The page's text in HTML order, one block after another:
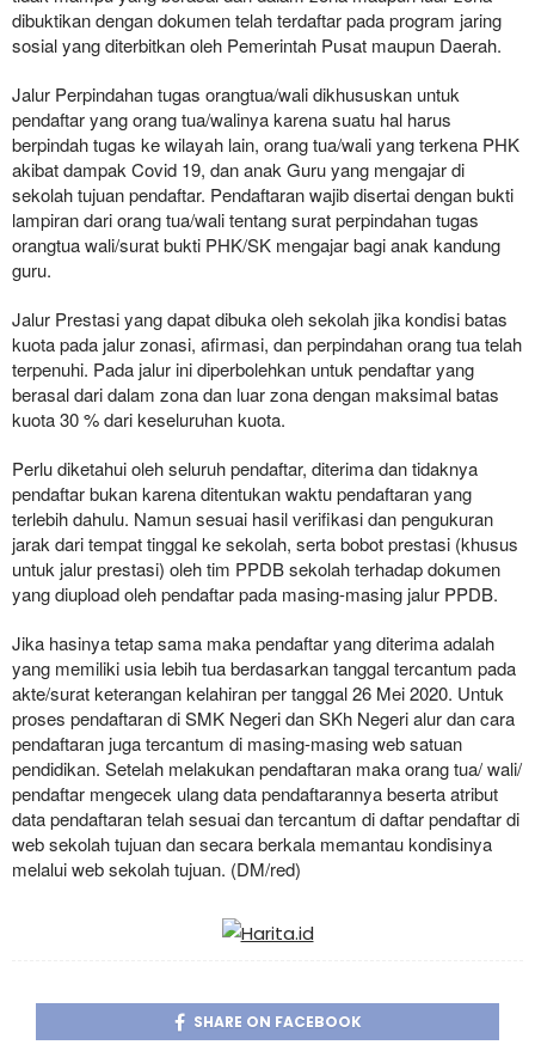
dibuktikan dengan dokumen telah terdaftar pada program jaring
sosial yang diterbitkan oleh Pemerintah Pusat maupun Daerah.
Jalur Perpindahan tugas orangtua/wali dikhususkan untuk
pendaftar yang orang tua/walinya karena suatu hal harus
berpindah tugas ke wilayah lain, orang tua/wali yang terkena PHK
akibat dampak Covid 19, dan anak Guru yang mengajar di
sekolah tujuan pendaftar. Pendaftaran wajib disertai dengan bukti
lampiran dari orang tua/wali tentang surat perpindahan tugas
orangtua wali/surat bukti PHK/SK mengajar bagi anak kandung
guru.
Jalur Prestasi yang dapat dibuka oleh sekolah jika kondisi batas
kuota pada jalur zonasi, afirmasi, dan perpindahan orang tua telah
terpenuhi. Pada jalur ini diperbolehkan untuk pendaftar yang
berasal dari dalam zona dan luar zona dengan maksimal batas
kuota 30 % dari keseluruhan kuota.
Perlu diketahui oleh seluruh pendaftar, diterima dan tidaknya
pendaftar bukan karena ditentukan waktu pendaftaran yang
terlebih dahulu. Namun sesuai hasil verifikasi dan pengukuran
jarak dari tempat tinggal ke sekolah, serta bobot prestasi (khusus
untuk jalur prestasi) oleh tim PPDB sekolah terhadap dokumen
yang diupload oleh pendaftar pada masing-masing jalur PPDB.
Jika hasinya tetap sama maka pendaftar yang diterima adalah
yang memiliki usia lebih tua berdasarkan tanggal tercantum pada
akte/surat keterangan kelahiran per tanggal 26 Mei 2020. Untuk
proses pendaftaran di SMK Negeri dan SKh Negeri alur dan cara
pendaftaran juga tercantum di masing-masing web satuan
pendidikan. Setelah melakukan pendaftaran maka orang tua/ wali/
pendaftar mengecek ulang data pendaftarannya beserta atribut
data pendaftaran telah sesuai dan tercantum di daftar pendaftar di
web sekolah tujuan dan secara berkala memantau kondisinya
melalui web sekolah tujuan. (DM/red)
SHARE ON FACEBOOK